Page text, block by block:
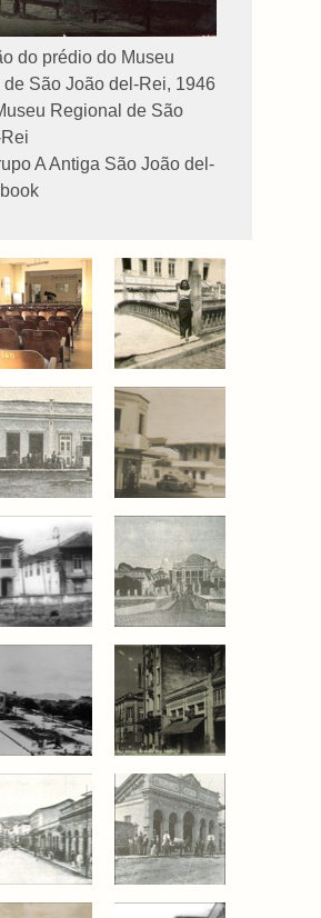
do prédio do Museu
de São João del-Rei, 1946
Regional de São
A Antiga São João del-